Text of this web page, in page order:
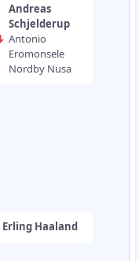
Andreas
Schjelderup
Antonio
Eromonsele
Nordby Nusa
Erling Haaland